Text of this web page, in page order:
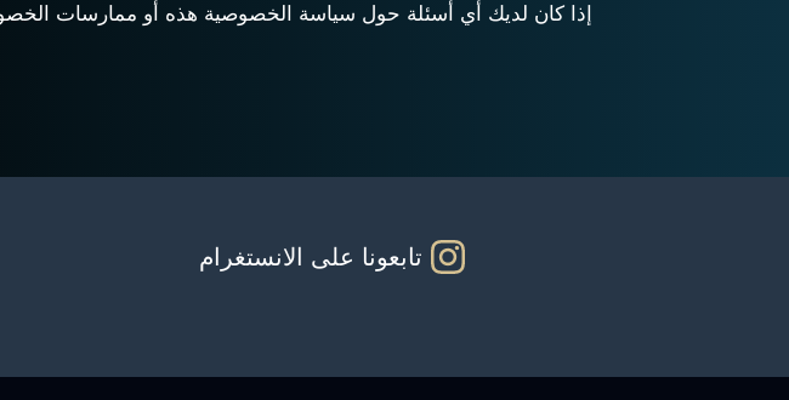
إذا كان لديك أي أسئلة حول سياسة الخصوصية هذه أو ممارسات
تابعونا على الانستغرام